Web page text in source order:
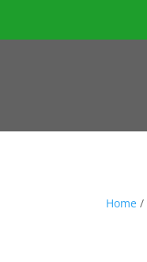
Home /